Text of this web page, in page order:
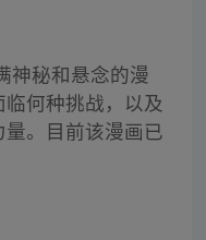
神秘和悬念的漫
何种挑战，以及
。目前该漫画已